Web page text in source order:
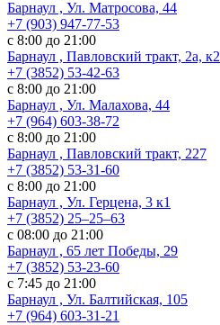
Барнаул , Ул. Матросова, 44
+7 (903) 947-77-53
с 8:00 до 21:00
Барнаул , Павловский тракт, 2а, к2
+7 (3852) 53-42-63
с 8:00 до 21:00
Барнаул , Ул. Малахова, 44
+7 (964) 603-38-72
с 8:00 до 21:00
Барнаул , Павловский тракт, 227
+7 (3852) 53-31-60
с 8:00 до 21:00
Барнаул , Ул. ​Герцена, 3 к1
+7 (3852) 25‒25‒63
с 08:00 до 21:00
Барнаул , 65 лет Победы, 29
+7 (3852) 53-23-60
с 7:45 до 21:00
Барнаул , Ул. Балтийская, 105
+7 (964) 603-31-21